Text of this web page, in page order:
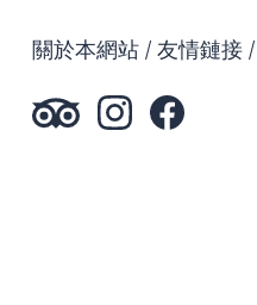
關於本網站 友情鏈接